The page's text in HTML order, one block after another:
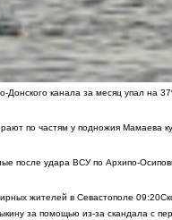
Донского канала за месяц упал на
по частям у подножия Мамаева
после удара ВСУ по Архипо-
жителей в Севастополе 09:20
за помощью из-за скандала с